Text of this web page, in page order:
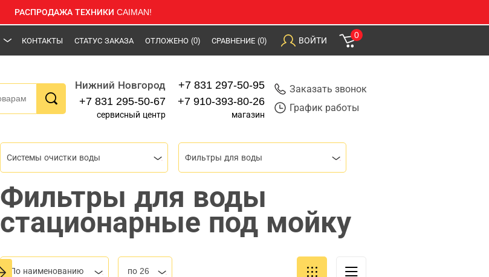
РАСПРОДАЖА ТЕХНИКИ CAIMAN!
КОНТАКТЫ СТАТУС ЗАКАЗА ОТЛОЖЕНО (0) СРАВНЕНИЕ (0) ВОЙТИ
0
Нижний Новгород
+7 831 295-50-67
сервисный центр
+7 831 297-50-95
+7 910-393-80-26
магазин
Заказать звонок
График работы
Системы очистки воды Фильтры для воды
Фильтры для воды
стационарные под мойку
По наименованию по 26